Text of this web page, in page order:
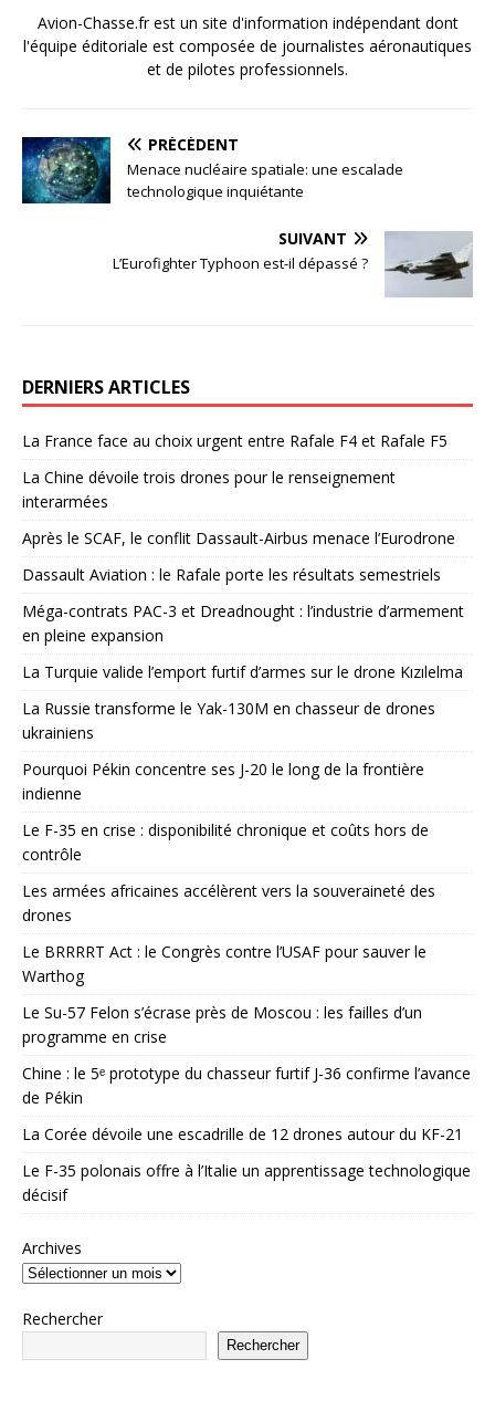
Avion-Chasse.fr est un site d'information indépendant dont
l'équipe éditoriale est composée de journalistes aéronautiques
et de pilotes professionnels.
PRÉCÉDENT
Menace nucléaire spatiale: une escalade
technologique inquiétante
SUIVANT
L’Eurofighter Typhoon est-il dépassé ?
DERNIERS ARTICLES
La France face au choix urgent entre Rafale F4 et Rafale F5
La Chine dévoile trois drones pour le renseignement
interarmées
Après le SCAF, le conflit Dassault-Airbus menace l’Eurodrone
Dassault Aviation : le Rafale porte les résultats semestriels
Méga-contrats PAC-3 et Dreadnought : l’industrie d’armement
en pleine expansion
La Turquie valide l’emport furtif d’armes sur le drone Kızılelma
La Russie transforme le Yak-130M en chasseur de drones
ukrainiens
Pourquoi Pékin concentre ses J-20 le long de la frontière
indienne
Le F-35 en crise : disponibilité chronique et coûts hors de
contrôle
Les armées africaines accélèrent vers la souveraineté des
drones
Le BRRRRT Act : le Congrès contre l’USAF pour sauver le
Warthog
Le Su-57 Felon s’écrase près de Moscou : les failles d’un
programme en crise
Chine : le 5ᵉ prototype du chasseur furtif J-36 confirme l’avance
de Pékin
La Corée dévoile une escadrille de 12 drones autour du KF-21
Le F-35 polonais offre à l’Italie un apprentissage technologique
décisif
Archives
Rechercher
Rechercher